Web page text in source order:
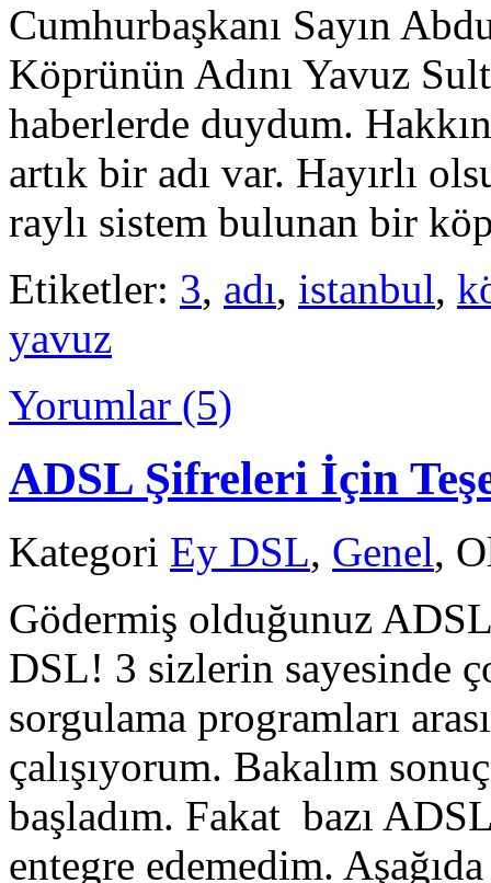
Cumhurbaşkanı Sayın
Köprünün Adını Yavuz
haberlerde duydum.
artık bir adı var. Hayırlı
raylı sistem bulunan bir
Etiketler: 3, adı, istanbul,
yavuz
Yorumlar (5)
ADSL Şifreleri İçin
Kategori Ey DSL, Genel,
Gödermiş olduğunuz
DSL! 3 sizlerin sayesinde
sorgulama programları
çalışıyorum. Bakalım
başladım. Fakat bazı
entegre edemedim.